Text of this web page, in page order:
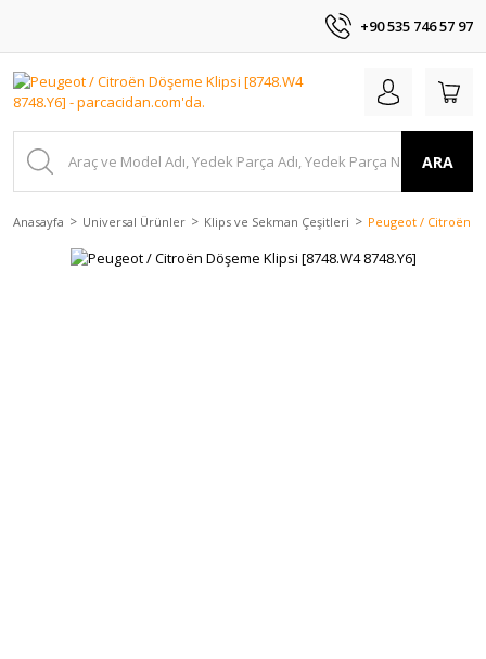
+90 535 746 57 97
ARA
Anasayfa Universal Ürünler Klips ve Sekman Çeşitleri Peugeot / Citroën